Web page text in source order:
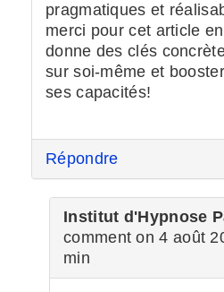
pragmatiques et
merci pour cet article
donne des clés
sur soi-même et
ses capacités!
Répondre
Institut d'Hypnose
comment on 4 août
min